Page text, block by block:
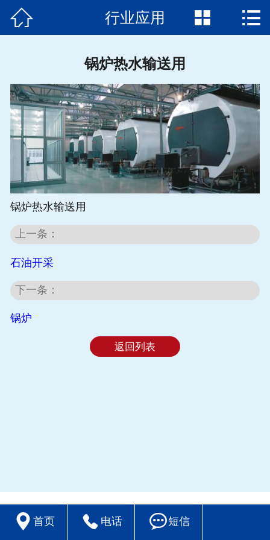
首页
新闻动态
加工中心
行业应用
 行业应用  
锅炉热水输送用
锅炉热水输送用
上一条：
石油开采
下一条：
锅炉
返回列表
 首页  电话 短信